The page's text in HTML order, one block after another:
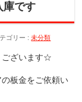
庫です
ゴリー :未分類
ございます☆
板金をご依頼い